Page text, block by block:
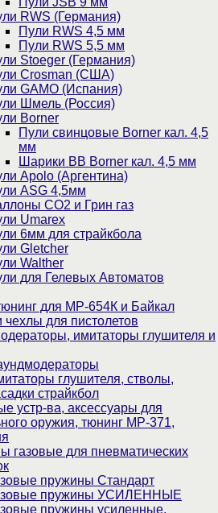
RWS (Германия)
Пули RWS 4,5 мм
Пули RWS 5,5 мм
Stoeger (Германия)
Crosman (США)
GAMO (Испания)
Шмель (Россия)
Borner
Пули свинцовые Borner кал. 4,5
мм
Шарики BB Borner кал. 4,5 мм
Apolo (Аргентина)
ASG 4,5мм
CO2 и Грин газ
Umarex
6мм для страйкбола
Gletcher
Walther
для Гелевых Автоматов
для МР-654К и Байкал
чехлы для пистолетов
имитаторы глушителя и
глушителя, стволы,
страйкбол
устр-ва, аксессуары для
оружия, тюнинг МР-371,
газовые для пневматических
пружины Стандарт
пружины УСИЛЕННЫЕ
пружины усиленные,